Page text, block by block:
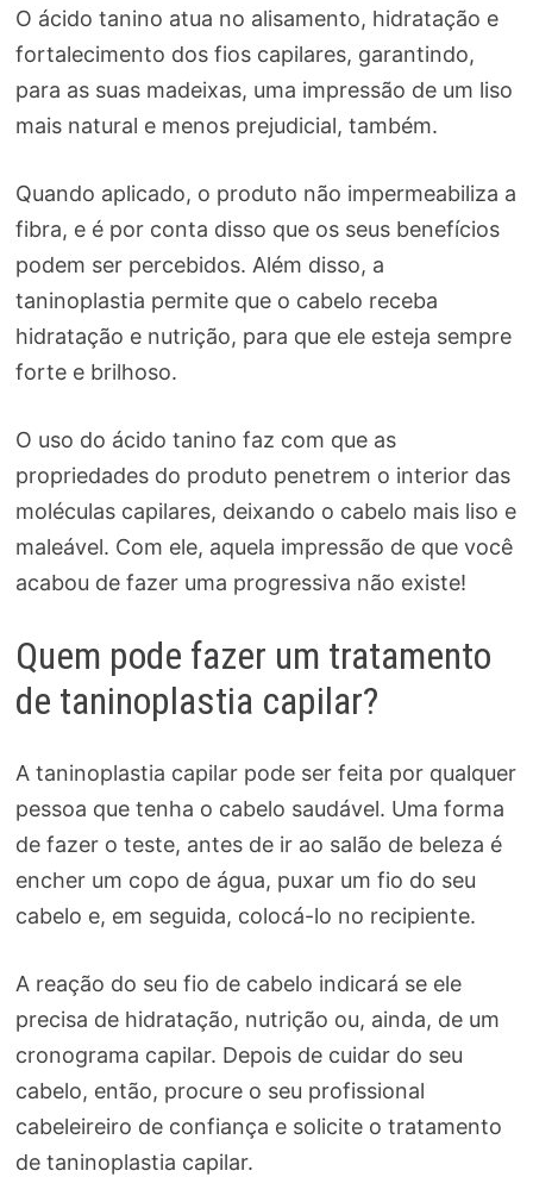
O ácido tanino atua no alisamento, hidratação e
fortalecimento dos fios capilares, garantindo,
para as suas madeixas, uma impressão de um liso
mais natural e menos prejudicial, também.
Quando aplicado, o produto não impermeabiliza a
fibra, e é por conta disso que os seus benefícios
podem ser percebidos. Além disso, a
taninoplastia permite que o cabelo receba
hidratação e nutrição, para que ele esteja sempre
forte e brilhoso.
O uso do ácido tanino faz com que as
propriedades do produto penetrem o interior das
moléculas capilares, deixando o cabelo mais liso e
maleável. Com ele, aquela impressão de que você
acabou de fazer uma progressiva não existe!
Quem pode fazer um tratamento
de taninoplastia capilar?
A taninoplastia capilar pode ser feita por qualquer
pessoa que tenha o cabelo saudável. Uma forma
de fazer o teste, antes de ir ao salão de beleza é
encher um copo de água, puxar um fio do seu
cabelo e, em seguida, colocá-lo no recipiente.
A reação do seu fio de cabelo indicará se ele
precisa de hidratação, nutrição ou, ainda, de um
cronograma capilar. Depois de cuidar do seu
cabelo, então, procure o seu profissional
cabeleireiro de confiança e solicite o tratamento
de taninoplastia capilar.